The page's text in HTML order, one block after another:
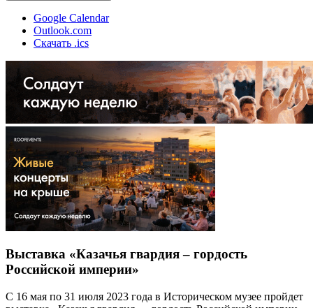
Google Calendar
Outlook.com
Скачать .ics
Выставка «Казачья гвардия – гордость
Российской империи»
С 16 мая по 31 июля 2023 года в Историческом музее пройдет